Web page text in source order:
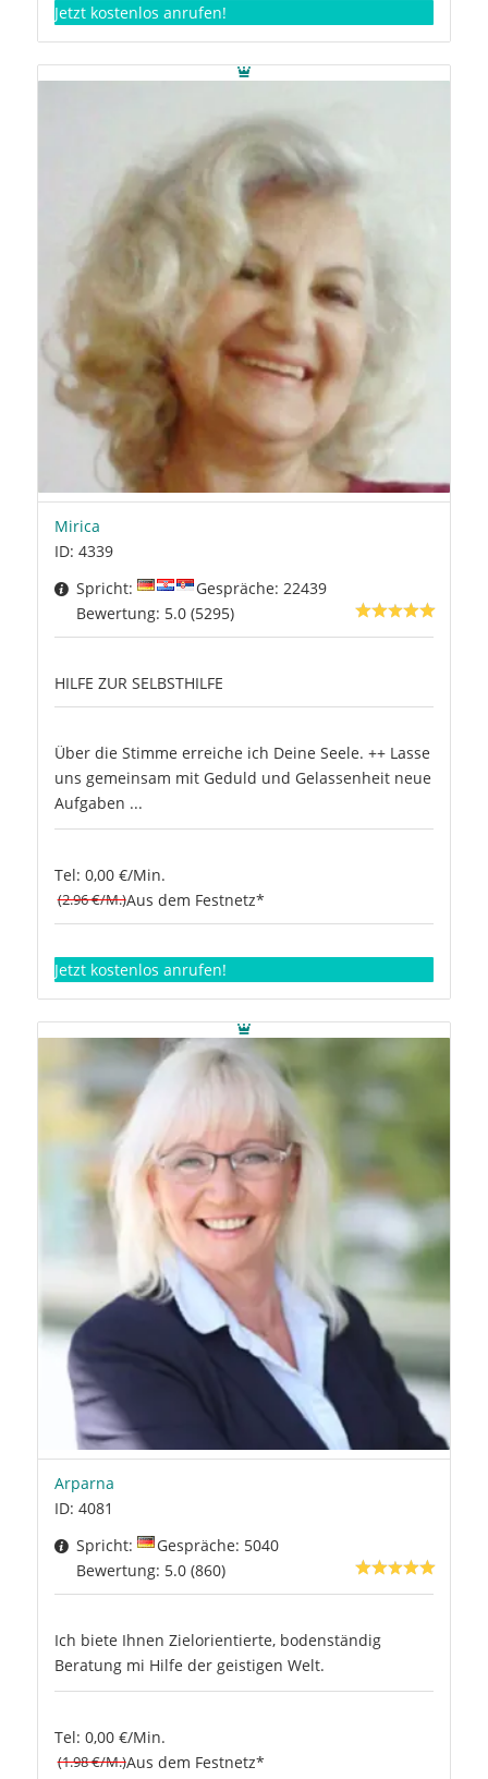
Jetzt kostenlos anrufen!
Mirica
ID: 4339
Spricht:
Gespräche: 22439
Bewertung: 5.0 (5295)
HILFE ZUR SELBSTHILFE
Über die Stimme erreiche ich Deine Seele. ++ Lasse
uns gemeinsam mit Geduld und Gelassenheit neue
Aufgaben ...
Tel: 0,00 €/Min.
(2.96 €/M.)Aus dem Festnetz*
Jetzt kostenlos anrufen!
Arparna
ID: 4081
Spricht:
Gespräche: 5040
Bewertung: 5.0 (860)
Ich biete Ihnen Zielorientierte, bodenständig
Beratung mi Hilfe der geistigen Welt.
Tel: 0,00 €/Min.
(1.98 €/M.)Aus dem Festnetz*